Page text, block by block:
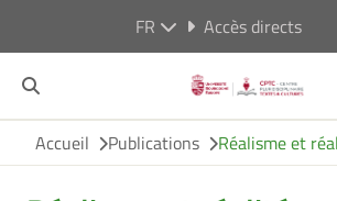
FR Accès directs
Accueil Publications Réalisme et